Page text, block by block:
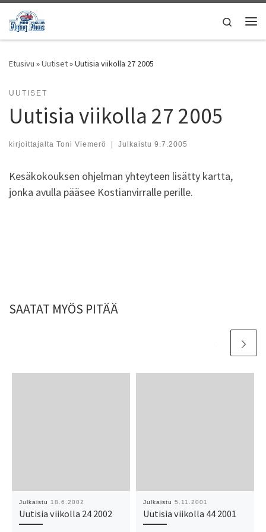
Skip to content
Search
Etusivu »Uutiset»Uutisia viikolla 27 2005
UUTISET
Uutisia viikolla 27 2005
kirjoittajalta Toni Viemerö | Julkaistu 9.7.2005
Kesäkokouksen ohjelman yhteyteen lisätty kartta,
jonka avulla pääsee Kostianvirralle perille.
SAATAT MYÖS PITÄÄ
Julkaistu 18.6.2002
Uutisia viikolla 24 2002
Julkaistu 5.11.2001
Uutisia viikolla 44 2001